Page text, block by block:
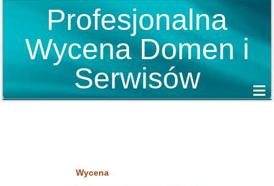
Profesjonalna
Wycena Domen i
Serwisów
Wycena